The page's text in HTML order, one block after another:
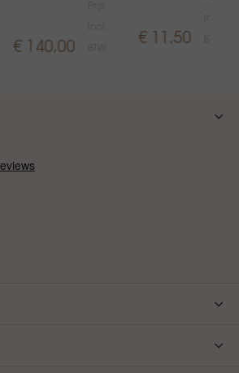
€ 140,00
€ 11,50